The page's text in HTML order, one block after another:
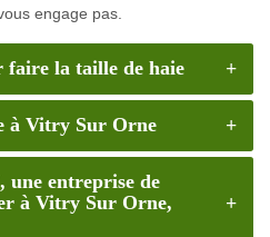
engage pas.
la taille de haie
à Vitry Sur Orne
une entreprise de
à Vitry Sur Orne,